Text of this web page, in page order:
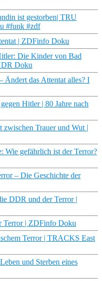
ist gestorben| TRU
#funk #zdf
| ZDFinfo Doku
Die Kinder von Bad
Doku
das Attentat alles? I
Hitler | 80 Jahre nach
zwischen Trauer und Wut |
Wie gefährlich ist der Terror?
– Die Geschichte der
DDR und der Terror |
Terror | ZDFinfo Doku
Terror | TRACKS East
und Sterben eines